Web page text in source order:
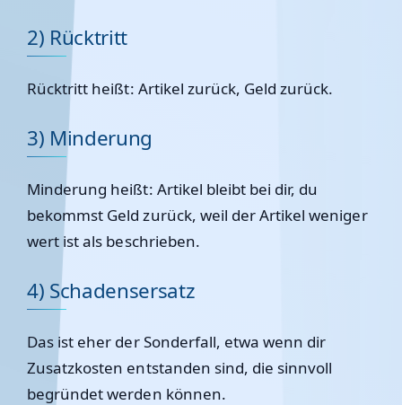
2) Rücktritt
Rücktritt heißt: Artikel zurück, Geld zurück.
3) Minderung
Minderung heißt: Artikel bleibt bei dir, du
bekommst Geld zurück, weil der Artikel weniger
wert ist als beschrieben.
4) Schadensersatz
Das ist eher der Sonderfall, etwa wenn dir
Zusatzkosten entstanden sind, die sinnvoll
begründet werden können.